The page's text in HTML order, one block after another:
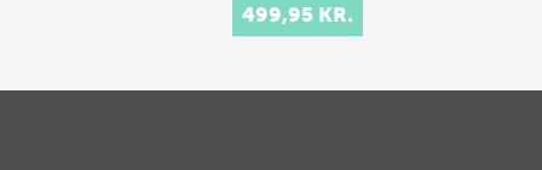
499,95 KR.